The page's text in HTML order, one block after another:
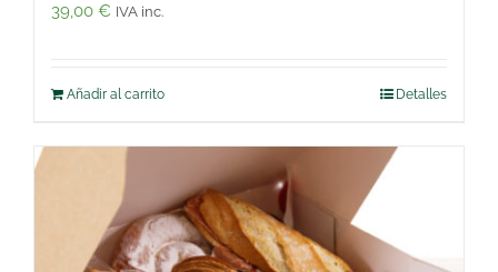
39,00 € IVA inc.
Añadir al carrito Detalles